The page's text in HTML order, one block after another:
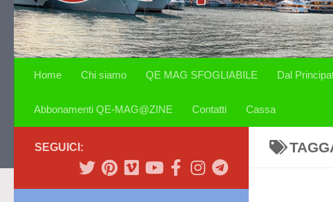
Home Chi siamo QE MAG SFOGLIABILE Dal
Abbonamenti QE-MAG@ZINE Contatti Cassa
SEGUICI: